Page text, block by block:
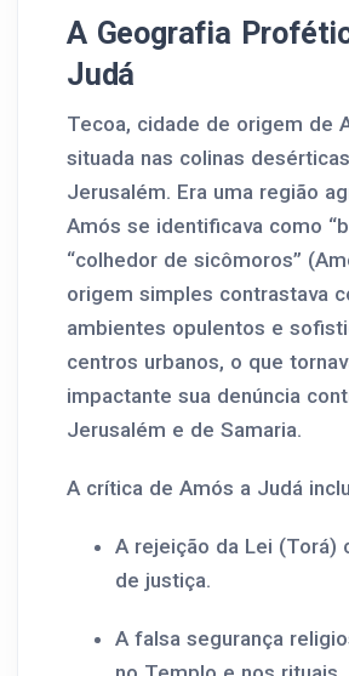
A Geografia
Judá
Tecoa, cidade de origem de
situada nas colinas
Jerusalém. Era uma região
Amós se identificava como
“colhedor de sicômoros”
origem simples contrastava
ambientes opulentos e
centros urbanos, o que
impactante sua denúncia
Jerusalém e de Samaria.
A crítica de Amós a Judá
A rejeição da Lei (Torá)
de justiça.
A falsa segurança